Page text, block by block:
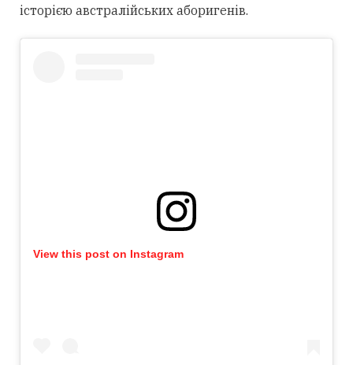
історією австралійських аборигенів.
View this post on Instagram